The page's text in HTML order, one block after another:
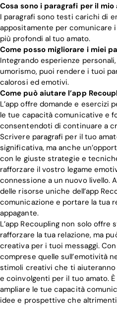
Cosa sono i paragrafi per il mio
I paragrafi sono testi carichi di
appositamente per comunicare
più profondi al tuo amato.
Come posso migliorare i miei
Integrando esperienze
umorismo, puoi rendere i tuoi
calorosi ed emotivi.
Come può aiutare l’app
L’app offre domande e esercizi
le tue capacità comunicative e
consentendoti di continuare a
Scrivere paragrafi per il tuo
significativa, ma anche
con le giuste strategie e
rafforzare il vostro legame
connessione a un nuovo livello.
delle risorse uniche dell’app
comunicazione e portare la tua
appagante.
L’app Recoupling non solo
rafforzare la tua relazione, ma
creativa per i tuoi messaggi.
comprese quelle sull’emotività
stimoli creativi che ti
e coinvolgenti per il tuo amato.
ampliare le tue capacità
idee e prospettive che